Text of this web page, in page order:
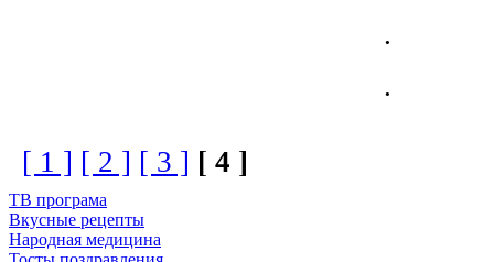
.
.
[ 1 ] [ 2 ] [ 3 ] [ 4 ]
ТВ програма
Вкусные рецепты
Народная медицина